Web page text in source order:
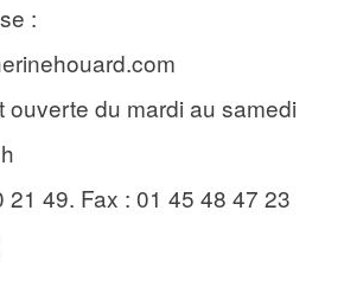
:
ouverte du mardi au samedi
21 49. Fax : 01 45 48 47 23